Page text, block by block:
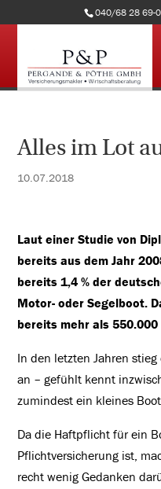
040/68 28 69-0
Alles im Lot
10.07.2018
Laut einer Studie von
bereits aus dem Jahr
bereits 1,4 % der
Motor- oder Segelboot.
bereits mehr als
In den letzten Jahren
an – gefühlt kennt
zumindest ein kleines
Da die Haftpflicht für ein
Pflichtversicherung ist,
recht wenig Gedanken